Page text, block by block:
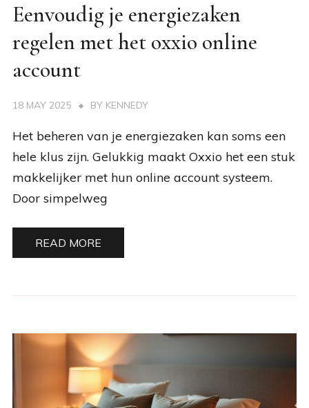
Eenvoudig je energiezaken
regelen met het oxxio online
account
18 MAY 2025 BY KENNEDY
Het beheren van je energiezaken kan soms een
hele klus zijn. Gelukkig maakt Oxxio het een stuk
makkelijker met hun online account systeem.
Door simpelweg
READ MORE